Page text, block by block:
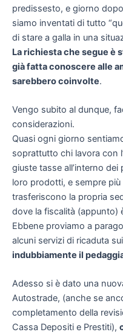
predissesto, e giorno
siamo inventati di tutto
di stare a galla in una
La richiesta che segue è
già fatta conoscere alle
sarebbero coinvolte.
Vengo subito al dunque,
considerazioni.
Quasi ogni giorno
soprattutto chi lavora con
giuste tasse all’interno
loro prodotti, e sempre
trasferiscono la propria
dove la fiscalità (appunto)
Ebbene proviamo a
alcuni servizi di ricaduta
indubbiamente il
Adesso si è dato una
Autostrade, (anche se
completamento della
Cassa Depositi e Prestiti),